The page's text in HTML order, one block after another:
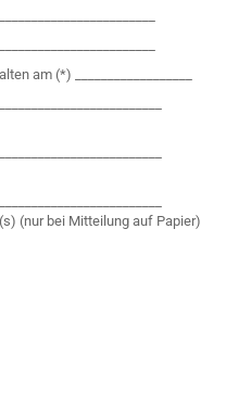
am (*) __________________
(nur bei Mitteilung auf Papier)